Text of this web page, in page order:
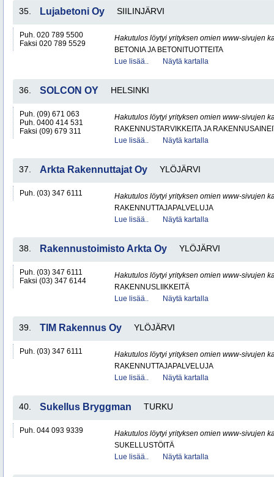
35. Lujabetoni Oy SIILINJÄRVI
Puh. 020 789 5500
Faksi 020 789 5529
Hakutulos löytyi yrityksen omien www-sivujen
BETONIA JA BETONITUOTTEITA
Lue lisää..
Näytä kartalla
36. SOLCON OY HELSINKI
Puh. (09) 671 063
Puh. 0400 414 531
Faksi (09) 679 311
Hakutulos löytyi yrityksen omien www-sivujen
RAKENNUSTARVIKKEITA JA
Lue lisää..
Näytä kartalla
37. Arkta Rakennuttajat Oy YLÖJÄRVI
Puh. (03) 347 6111
Hakutulos löytyi yrityksen omien www-sivujen
RAKENNUTTAJAPALVELUJA
Lue lisää..
Näytä kartalla
38. Rakennustoimisto Arkta Oy YLÖJÄRVI
Puh. (03) 347 6111
Faksi (03) 347 6144
Hakutulos löytyi yrityksen omien www-sivujen
RAKENNUSLIIKKEITÄ
Lue lisää..
Näytä kartalla
39. TIM Rakennus Oy YLÖJÄRVI
Puh. (03) 347 6111
Hakutulos löytyi yrityksen omien www-sivujen
RAKENNUTTAJAPALVELUJA
Lue lisää..
Näytä kartalla
40. Sukellus Bryggman TURKU
Puh. 044 093 9339
Hakutulos löytyi yrityksen omien www-sivujen
SUKELLUSTÖITÄ
Lue lisää..
Näytä kartalla